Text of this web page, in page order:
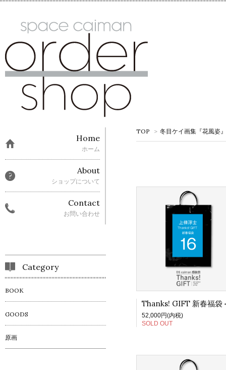
TOP > 冬目ケイ画集『花風姿
52,000円(内税)
SOLD OUT
Home
ホーム
About
ショップについて
Contact
お問い合わせ
Category
BOOK
GOODS
原画